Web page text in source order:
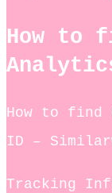
How to
How to find
ID –
Tracking